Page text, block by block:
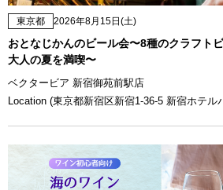
東京都 2026年8月15日(土)
おとなじかんのビール会〜8種のクラフト
大人の夏を満喫〜
ベクタービア 新宿御苑前駅店
Location (東京都新宿区新宿1-36-5 新宿ホテル